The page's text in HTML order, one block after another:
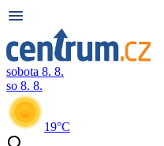
sobota 8. 8.
so 8. 8.
19°C